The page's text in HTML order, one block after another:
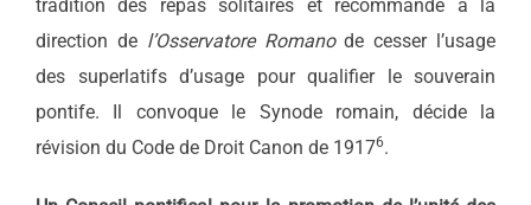
tradition des repas solitaires et recommande à la
direction de l’Osservatore Romanode cesser l’usage
des superlatifs d’usage pour qualifier le souverain
pontife. Il convoque le Synode romain, décide la
révision du Code de Droit Canon de 19176.